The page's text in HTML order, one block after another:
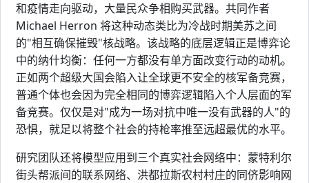
和疫情走向驱动，大量民众争相购买武器。共同作者
Michael Herron 将这种动态类比为冷战时期美苏之间
的"相互确保摧毁"核战略。该战略的底层逻辑正是博弈论
中的纳什均衡：任何一方都没有单方面改变行动的动机。
正如两个超级大国会陷入让全球更不安全的核军备竞赛，
普通个体也会因为完全相同的博弈逻辑陷入个人层面的军
备竞赛。仅仅是对"成为一场对抗中唯一没有武器的人"的
恐惧，就足以将整个社会的持枪率推至远超最优的水平。
研究团队还将模型应用到三个真实社会网络中：蒙特利尔
街头帮派间的联系网络、洪都拉斯农村村庄的同侪影响网